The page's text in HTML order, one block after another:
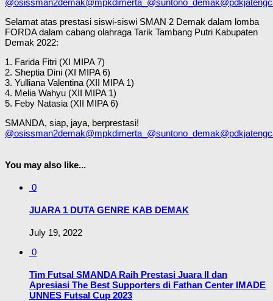
Selamat atas prestasi siswi-siswi SMAN 2 Demak dalam lomba
FORDA dalam cabang olahraga Tarik Tambang Putri Kabupaten
Demak 2022:
1. Farida Fitri (XI MIPA 7)
2. Sheptia Dini (XI MIPA 6)
3. Yulliana Valentina (XII MIPA 1)
4. Melia Wahyu (XII MIPA 1)
5. Feby Natasia (XII MIPA 6)
SMANDA, siap, jaya, berprestasi!
@osissman2demak@mpkdimerta_ @suntono_demak
You may also like...
0
JUARA 1 DUTA GENRE KAB DEMAK
July 19, 2022
0
Tim Futsal SMANDA Raih Prestasi Juara II dan
Apresiasi The Best Supporters di Fathan Center IMADE
UNNES Futsal Cup 2023